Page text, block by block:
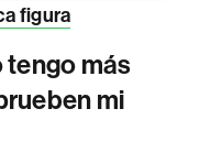
figura
tengo más
mi